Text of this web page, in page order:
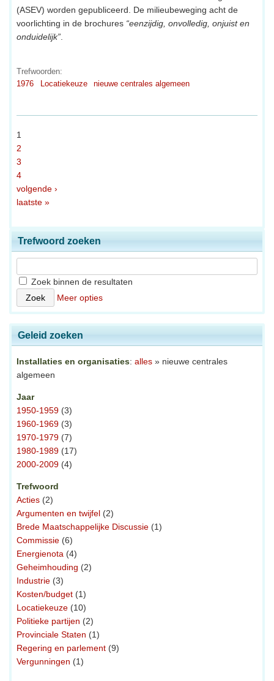
(ASEV) worden gepubliceerd. De milieubeweging acht de
voorlichting in de brochures “eenzijdig, onvolledig, onjuist en
onduidelijk”
Trefwoorden:
1976
Locatiekeuze nieuwe centrales algemeen
1
2
3
4
volgende ›
laatste »
Trefwoord zoeken
Zoek binnen de resultaten
Meer opties
Geleid zoeken
Installaties en organisaties: alles » nieuwe centrales
algemeen
Jaar
1950-1959 (3)
1960-1969 (3)
1970-1979 (7)
1980-1989 (17)
2000-2009 (4)
Trefwoord
Acties (2)
Argumenten en twijfel (2)
Brede Maatschappelijke Discussie (1)
Commissie (6)
Energienota (4)
Geheimhouding (2)
Industrie (3)
Kosten/budget (1)
Locatiekeuze (10)
Politieke partijen (2)
Provinciale Staten (1)
Regering en parlement (9)
Vergunningen (1)